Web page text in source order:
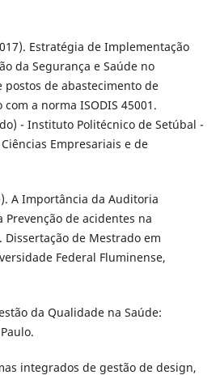
Estratégia de Implementação
da Segurança e Saúde no
de abastecimento de
a norma ISODIS 45001.
- Instituto Politécnico de Setúbal -
Empresariais e de
A Importância da Auditoria
de acidentes na
de Mestrado em
Federal Fluminense,
da Qualidade na Saúde:
integrados de gestão de design,